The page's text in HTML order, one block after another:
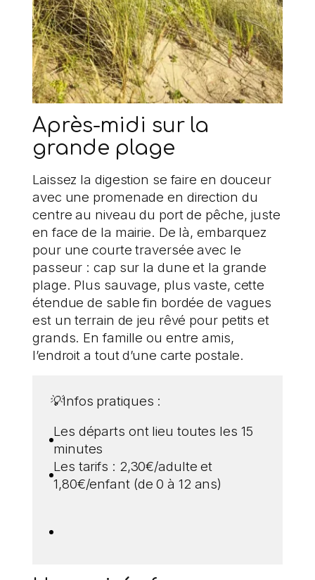
Après-midi sur la
grande plage
Laissez la digestion se faire en douceur
avec une promenade en direction du
centre au niveau du port de pêche, juste
en face de la mairie. De là, embarquez
pour une courte traversée avec le
passeur : cap sur la dune et la grande
plage. Plus sauvage, plus vaste, cette
étendue de sable fin bordée de vagues
est un terrain de jeu rêvé pour petits et
grands. En famille ou entre amis,
l’endroit a tout d’une carte postale.
💡Infos pratiques :
Les départs ont lieu toutes les 15
minutes
Les tarifs : 2,30€/adulte et
1,80€/enfant (de 0 à 12 ans)